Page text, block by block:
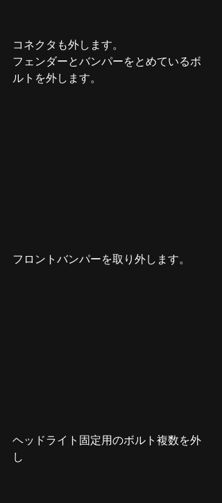
コネクタも外します。
フェンダーとバンパーをとめているボ
ルトを外します。
フロントバンパーを取り外します。
ヘッドライト固定用のボルト複数を外
し